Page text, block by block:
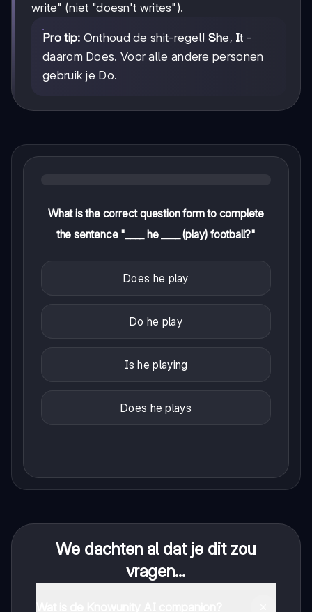
write" (niet "doesn't writes").
Pro tip: Onthoud de shit-regel! She, It -
daarom Does. Voor alle andere personen
gebruik je Do.
What is the correct question form to complete
the sentence "____ he ____ (play) football?"
Does he play
Do he play
Is he playing
Does he plays
We dachten al dat je dit zou
vragen...